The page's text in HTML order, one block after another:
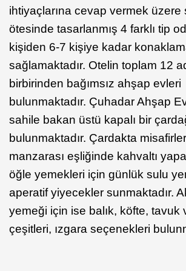
ihtiyaçlarına cevap vermek üzere
ötesinde tasarlanmış 4 farklı tip
kişiden 6-7 kişiye kadar
sağlamaktadır. Otelin toplam 12
birbirinden bağımsız ahşap evleri
bulunmaktadır. Çuhadar Ahşap
sahile bakan üstü kapalı bir
bulunmaktadır. Çardakta
manzarası eşliğinde kahvaltı
öğle yemekleri için günlük sulu
aperatif yiyecekler sunmaktadır.
yemeği için ise balık, köfte, tavuk
çeşitleri, ızgara seçenekleri